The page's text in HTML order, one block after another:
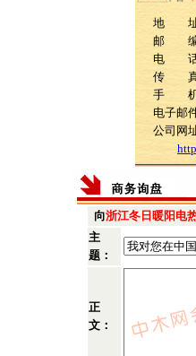
地 址
邮 编
电 话
传 真
手 机
电子邮
公司网
向浙江冬日暖阳电
主
题：
正
文：